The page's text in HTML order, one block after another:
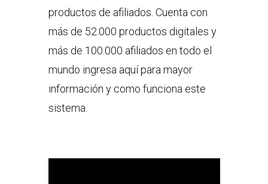
productos de afiliados. Cuenta con
más de 52.000 productos digitales y
más de 100.000 afiliados en todo el
mundo ingresa aquí para mayor
información y como funciona este
sistema.